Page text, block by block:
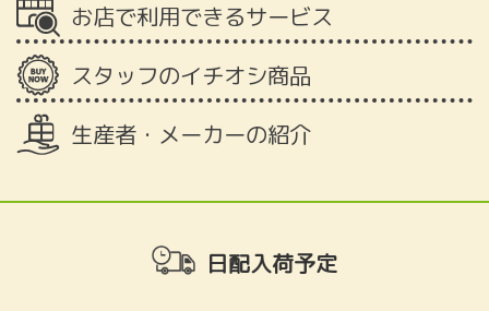
お店で利用できるサービス
スタッフのイチオシ商品
生産者・メーカーの紹介
日配入荷予定